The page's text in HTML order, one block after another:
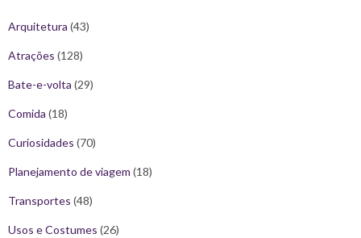
Arquitetura (43)
Atrações (128)
Bate-e-volta (29)
Comida (18)
Curiosidades (70)
Planejamento de viagem (18)
Transportes (48)
Usos e Costumes (26)